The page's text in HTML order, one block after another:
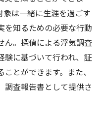
象は一緒に生涯を過ごす
を知るための必要な行動
ん。探偵による浮気調査
験に基づいて行われ、証
とができます。また、
調査報告書として提供さ